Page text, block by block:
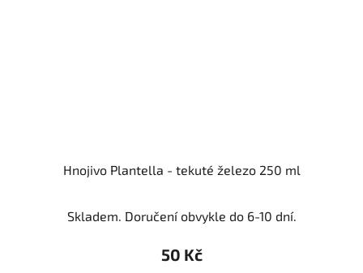
Hnojivo Plantella - tekuté železo 250 ml
Skladem. Doručení obvykle do 6-10 dní.
50 Kč